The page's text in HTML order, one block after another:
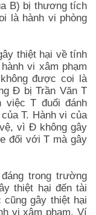
B) bị thương tích
là hành vi phòng
thiệt hại về tính
vi xâm phạm
được coi là
Đ bị Trần Văn T
việc T đuổi đánh
T. Hành vi của
vì Đ không gây
đối với T mà gây
trong trường
thiệt hại đến tài
gây thiệt hại
vi xâm phạm. Ví